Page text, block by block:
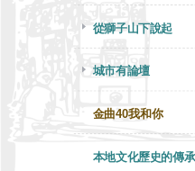
從獅子山下說起
城市有論壇
金曲40我和你
本地文化歷史的傳